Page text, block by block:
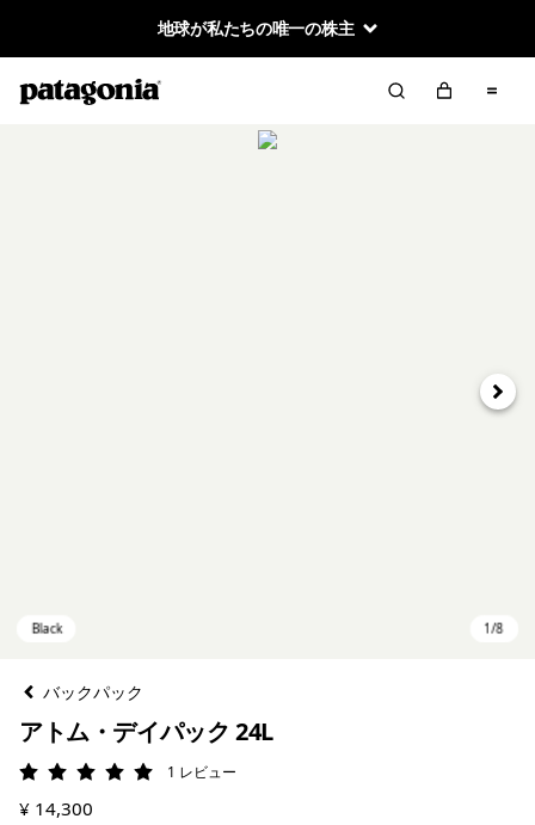
地球が私たちの唯一の株主
次へ
バックパック
アトム・デイパック 24L
評価: 5 / 5 1 レビュー
¥ 14,300